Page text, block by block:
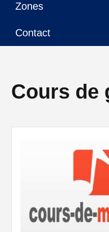
Zones
Contact
Cours de